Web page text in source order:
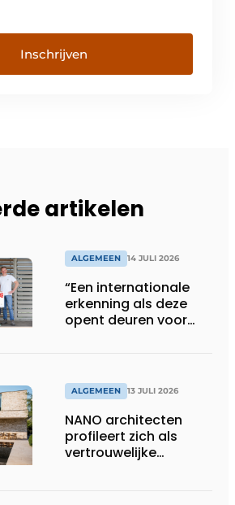
Inschrijven
artikelen
ALGEMEEN 14 JULI 2026
“Een internationale
erkenning als deze
opent deuren voor
ALGEMEEN 13 JULI 2026
NANO architecten
profileert zich als
vertrouwelijke